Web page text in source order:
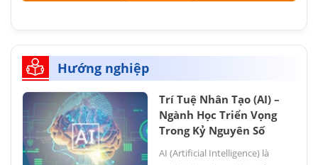
Hướng nghiệp
Trí Tuệ Nhân Tạo (AI) –
Ngành Học Triển Vọng
Trong Kỷ Nguyên Số
AI (Artificial Intelligence) là